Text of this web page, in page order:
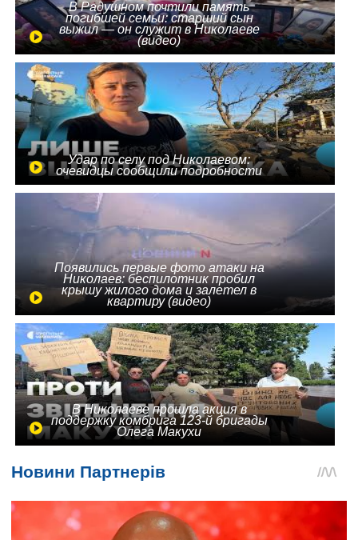
В Радушном почтили память
погибшей семьи: старший сын
выжил — он служит в Николаеве
(видео)
Удар по селу под Николаевом:
очевидцы сообщили подробности
Появились первые фото атаки на
Николаев: беспилотник пробил
крышу жилого дома и залетел в
квартиру (видео)
В Николаеве прошла акция в
поддержку комбрига 123-й бригады
Олега Макухи